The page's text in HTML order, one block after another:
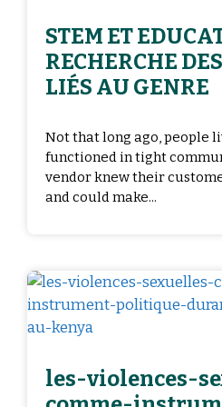
STEM ET
RECHERCHE
LIÉS AU GENRE
Not that long ago, people
functioned in tight
vendor knew their
and could make...
les-violences-